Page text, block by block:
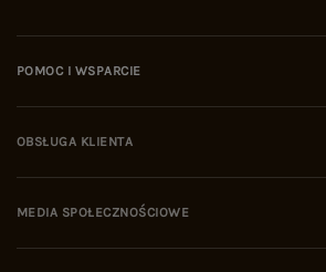
POMOC I WSPARCIE
OBSŁUGA KLIENTA
MEDIA SPOŁECZNOŚCIOWE